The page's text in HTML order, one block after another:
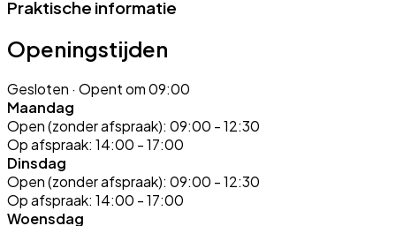
Praktische informatie
Openingstijden
Gesloten · Opent om 09:00
Maandag
Open (zonder afspraak): 09:00 - 12:30
Op afspraak: 14:00 - 17:00
Dinsdag
Open (zonder afspraak): 09:00 - 12:30
Op afspraak: 14:00 - 17:00
Woensdag